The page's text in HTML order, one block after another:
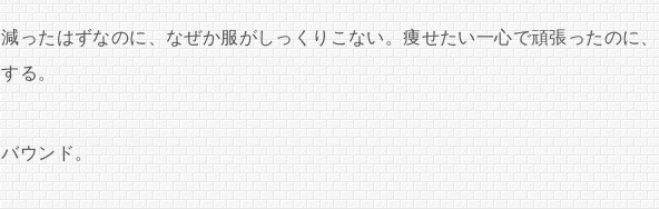
ったはずなのに、なぜか服がしっくりこない。痩せたい一心で頑張ったのに、
る。
ウンド。